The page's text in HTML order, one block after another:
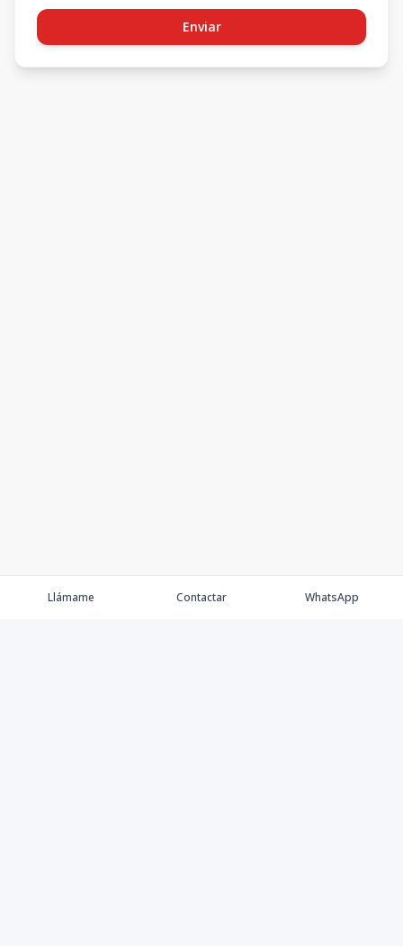
Enviar
Llámame Contactar WhatsApp